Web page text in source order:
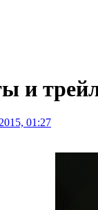
и
01:27